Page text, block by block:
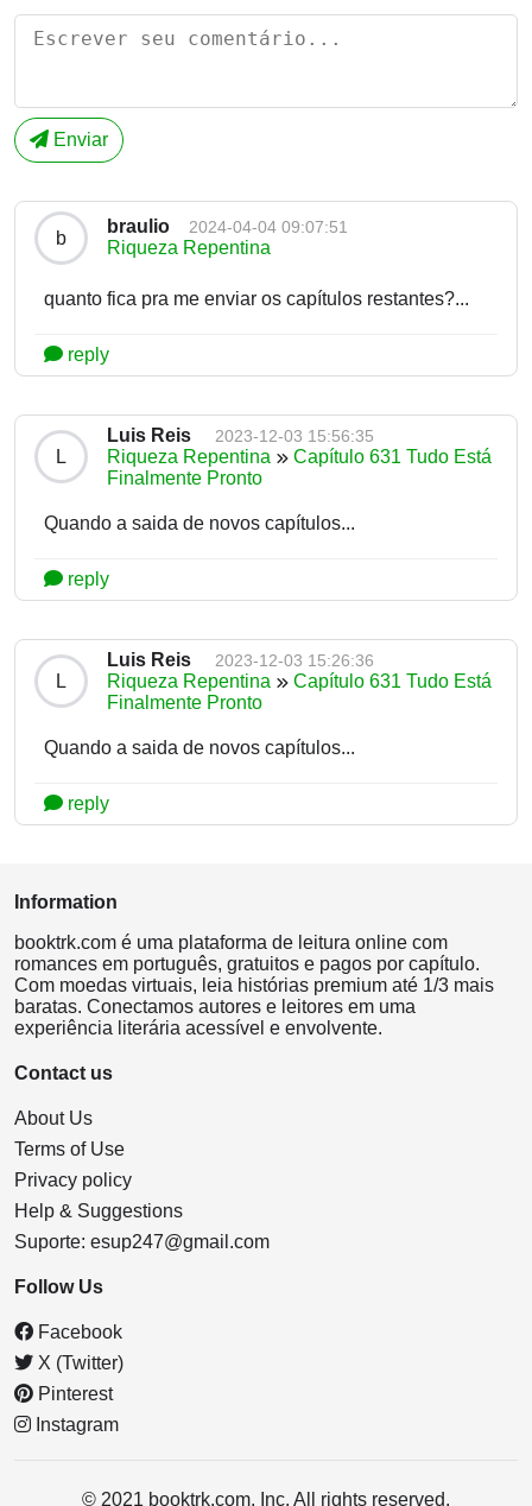
Enviar
b
braulio 2024-04-04 09:07:51
Riqueza Repentina
quanto fica pra me enviar os capítulos restantes?...
reply
L
Luis Reis 2023-12-03 15:56:35
Riqueza Repentina
Capítulo 631 Tudo Está
Finalmente Pronto
Quando a saida de novos capítulos...
reply
L
Luis Reis 2023-12-03 15:26:36
Riqueza Repentina
Capítulo 631 Tudo Está
Finalmente Pronto
Quando a saida de novos capítulos...
reply
Information
booktrk.com é uma plataforma de leitura online com
romances em português, gratuitos e pagos por capítulo.
Com moedas virtuais, leia histórias premium até 1/3 mais
baratas. Conectamos autores e leitores em uma
experiência literária acessível e envolvente.
Contact us
About Us
Terms of Use
Privacy policy
Help & Suggestions
Suporte: esup247@gmail.com
Follow Us
Facebook
X (Twitter)
Pinterest
Instagram
© 2021 booktrk.com, Inc. All rights reserved.